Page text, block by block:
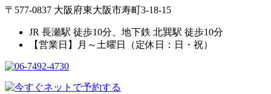
〒577-0837 大阪府東大阪市寿町3-18-15
JR 長瀬駅 徒歩10分、地下鉄 北巽駅 徒歩10分
【営業日】月～土曜日（定休日：日・祝）